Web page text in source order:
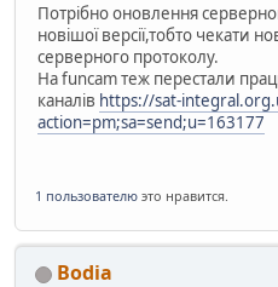
Потрібно оновлення
новішої версії,тобто чекати
серверного протоколу.
На funcam теж перестали
каналів https://sat-
action=pm;sa=send;u=163177
1 пользователю это нравится.
Bodia